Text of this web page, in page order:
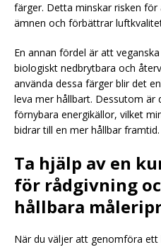
färger. Detta minskar risken
ämnen och förbättrar
En annan fördel är att
biologiskt nedbrytbara och
använda dessa färger blir det
leva mer hållbart. Dessutom är
förnybara energikällor, vilket
bidrar till en mer hållbar framtid.
Ta hjälp av en
för rådgivning
hållbara
När du väljer att genomföra